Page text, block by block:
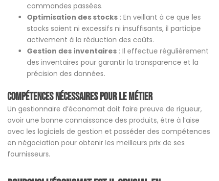
commandes passées.
Optimisation des stocks : En veillant à ce que les
stocks soient ni excessifs ni insuffisants, il participe
activement à la réduction des coûts.
Gestion des inventaires : Il effectue régulièrement
des inventaires pour garantir la transparence et la
précision des données.
Compétences Nécessaires pour le Métier
Un gestionnaire d’économat doit faire preuve de rigueur,
avoir une bonne connaissance des produits, être à l’aise
avec les logiciels de gestion et posséder des compétences
en négociation pour obtenir les meilleurs prix de ses
fournisseurs.